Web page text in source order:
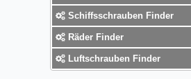
Schiffsschrauben Finder
Räder Finder
Luftschrauben Finder